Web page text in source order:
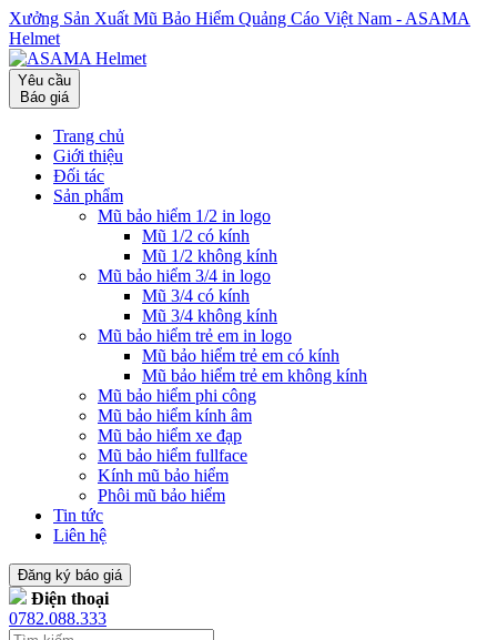
Xưởng Sản Xuất Mũ Bảo Hiểm Quảng Cáo Việt Nam - ASAMA
Helmet
Yêu cầu
Báo giá
Trang chủ
Giới thiệu
Đối tác
Sản phẩm
Mũ bảo hiểm 1/2 in logo
Mũ 1/2 có kính
Mũ 1/2 không kính
Mũ bảo hiểm 3/4 in logo
Mũ 3/4 có kính
Mũ 3/4 không kính
Mũ bảo hiểm trẻ em in logo
Mũ bảo hiểm trẻ em có kính
Mũ bảo hiểm trẻ em không kính
Mũ bảo hiểm phi công
Mũ bảo hiểm kính âm
Mũ bảo hiểm xe đạp
Mũ bảo hiểm fullface
Kính mũ bảo hiểm
Phôi mũ bảo hiểm
Tin tức
Liên hệ
Đăng ký báo giá
Điện thoại
0782.088.333